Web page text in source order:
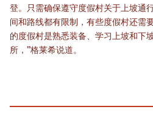
登。只需确保遵守度假村关于上坡
间和路线都有限制，有些度假村还需
的度假村是熟悉装备、学习上坡和下
所，”格莱希说道。